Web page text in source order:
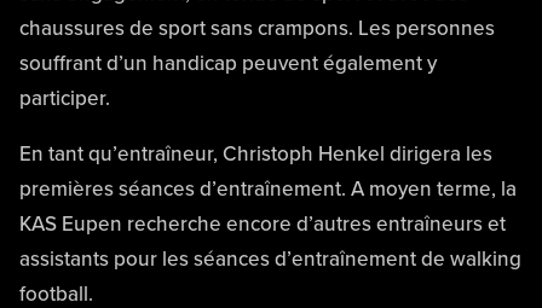
chaussures de sport sans crampons. Les personnes
souffrant d’un handicap peuvent également y
participer.
En tant qu’entraîneur, Christoph Henkel dirigera les
premières séances d’entraînement. A moyen terme, la
KAS Eupen recherche encore d’autres entraîneurs et
assistants pour les séances d’entraînement de walking
football.